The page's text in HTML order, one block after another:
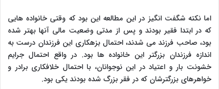
اما نکته شگفت انگیز در این مطالعه این بود که وقتی خانواده هایی
که در ابتدا فقیر بودند و پس از مدتی وضعیت مالی آنها بهتر شده
بود، صاحب فرزند می شدند، احتمال بزهکاری این فرزندان درست به
اندازه فرزندان بزرگتر این خانواده ها بود. در واقع احتمال جرایم
خشونت بار و اعتیاد در این نوجوانان، با احتمال خلافکاری برادر و
خواهرهای بزرگترشان که در فقر بزرگ شده بودند یکی بود.